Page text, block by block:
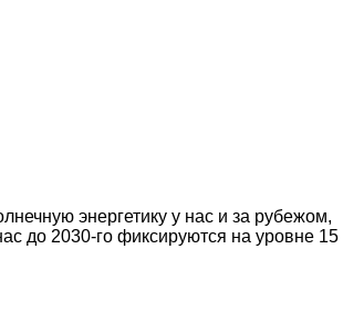
энергетику у нас и за рубежом,
до 2030-го фиксируются на уровне 15